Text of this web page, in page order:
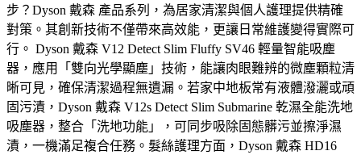
步？Dyson 戴森 產品系列，為居家清潔與個人護理提供精確
對策。其創新技術不僅帶來高效能，更讓日常維護變得實際可
行。 Dyson 戴森 V12 Detect Slim Fluffy SV46 輕量智能吸塵
器，應用「雙向光學顯塵」技術，能讓肉眼難辨的微塵顆粒清
晰可見，確保清潔過程無遺漏。若家中地板常有液體潑灑或頑
固污漬，Dyson 戴森 V12s Detect Slim Submarine 乾濕全能洗地
吸塵器，整合「洗地功能」，可同步吸除固態髒污並擦淨濕
漬，一機滿足複合任務。髮絲護理方面，Dyson 戴森 HD16